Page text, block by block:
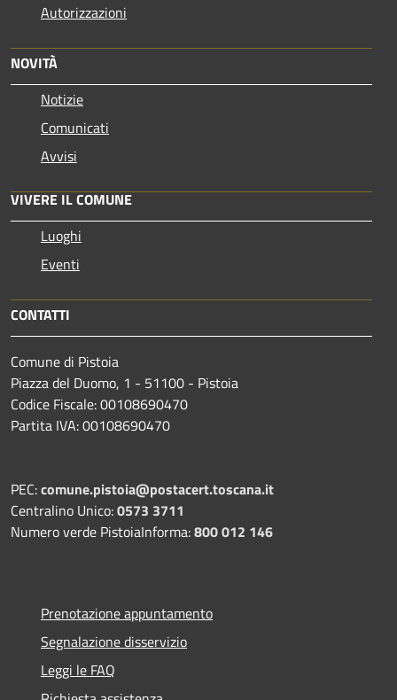
Autorizzazioni
NOVITÀ
Notizie
Comunicati
Avvisi
VIVERE IL COMUNE
Luoghi
Eventi
CONTATTI
Comune di Pistoia
Piazza del Duomo, 1 - 51100 - Pistoia
Codice Fiscale: 00108690470
Partita IVA: 00108690470
PEC:comune.pistoia@postacert.toscana.it
Centralino Unico:0573 3711
Numero verde PistoiaInforma:800 012 146
Prenotazione appuntamento
Segnalazione disservizio
Leggi le FAQ